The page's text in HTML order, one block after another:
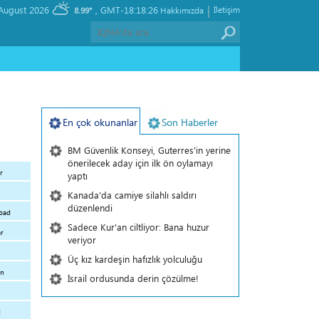
GMT-18:18:26
8.99° İletişim
|
Hakkımızda
En çok okunanlar Son Haberler
BM Güvenlik Konseyi, Guterres'in yerine
önerilecek aday için ilk ön oylamayı
yaptı
Kanada'da camiye silahlı saldırı
düzenlendi
Sadece Kur'an ciltliyor: Bana huzur
veriyor
Üç kız kardeşin hafızlık yolculuğu
İsrail ordusunda derin çözülme!